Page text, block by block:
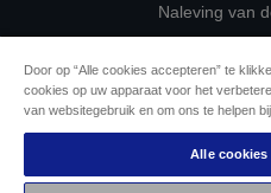
Naleving van
Cookie-
De toewijding van
Door op “Alle cookies accepteren” te
cookies op uw apparaat voor het
van websitegebruik en om ons te helpen
Alle cookies